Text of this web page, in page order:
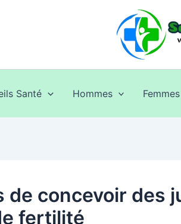
Santé Hommes Femmes
de concevoir des
fertilité